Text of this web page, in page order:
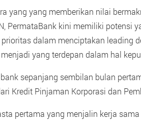
yang yang memberikan nilai
PermataBank kini memiliki potensi
dalam menciptakan leading
yang terdepan dalam hal
sepanjang sembilan bulan
Kredit Pinjaman Korporasi dan
pertama yang menjalin kerja